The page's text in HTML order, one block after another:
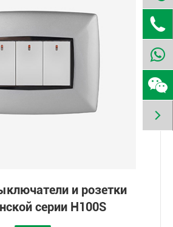
и розетки
серии H100S

